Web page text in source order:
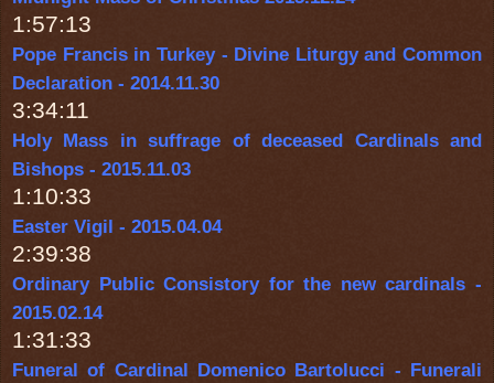
1:57:13
Pope Francis in Turkey - Divine Liturgy and Common
Declaration - 2014.11.30
3:34:11
Holy Mass in suffrage of deceased Cardinals and
Bishops - 2015.11.03
1:10:33
Easter Vigil - 2015.04.04
2:39:38
Ordinary Public Consistory for the new cardinals -
2015.02.14
1:31:33
Funeral of Cardinal Domenico Bartolucci - Funerali